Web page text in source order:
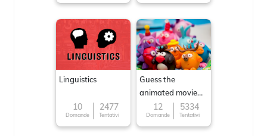
Linguistics
10
Domande
2477
Tentativi
Guess the
animated movie
character
12
Domande
5334
Tentativi